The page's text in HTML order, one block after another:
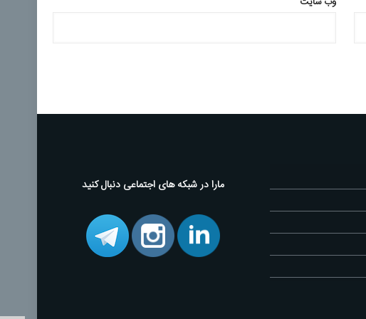
مارا در شبکه های اجتماعی دنبال کنید